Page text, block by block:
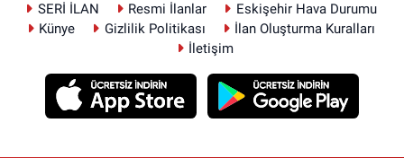
SERİ İLAN Resmi İlanlar
Eskişehir Hava Durumu
Künye
Gizlilik Politikası
İlan Oluşturma Kuralları
İletişim